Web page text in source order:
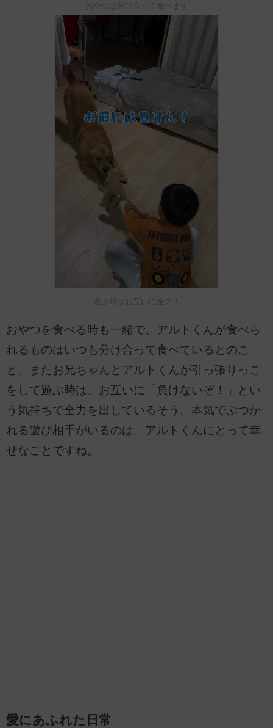
おやつは分け合って食べます
遊ぶ時はお互いに全力！
おやつを食べる時も一緒で、アルトくんが食べら
れるものはいつも分け合って食べているとのこ
と。またお兄ちゃんとアルトくんが引っ張りっこ
をして遊ぶ時は、お互いに「負けないぞ！」とい
う気持ちで全力を出しているそう。本気でぶつか
れる遊び相手がいるのは、アルトくんにとって幸
せなことですね。
愛にあふれた日常